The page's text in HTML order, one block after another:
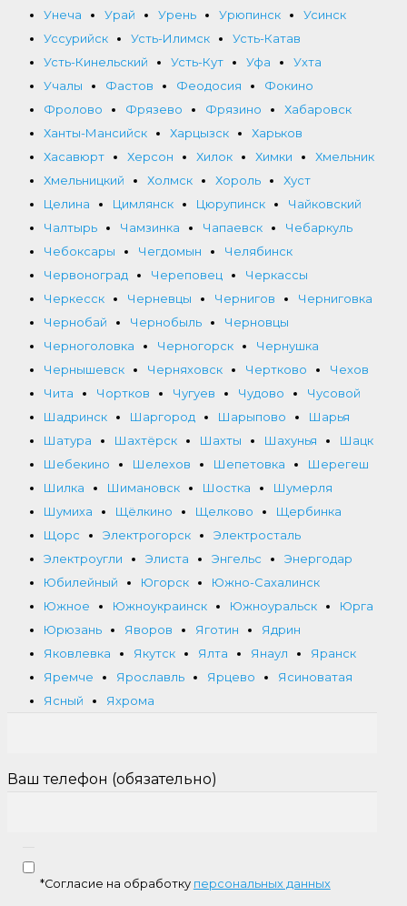
Унеча
Урай Урень Урюпинск
Усинск
Уссурийск
Усть-Илимск
Усть-Катав
Усть-Кинельский
Усть-Кут Уфа
Ухта
Учалы
Фастов Феодосия
Фокино
Фролово
Фрязево Фрязино
Хабаровск
Ханты-Мансийск
Харцызск
Харьков
Хасавюрт
Херсон Хилок Химки
Хмельник
Хмельницкий
Холмск Хороль
Хуст
Целина
Цимлянск Цюрупинск
Чайковский
Чалтырь
Чамзинка Чапаевск
Чебаркуль
Чебоксары
Чегдомын
Челябинск
Червоноград
Череповец
Черкассы
Черкесск
Черневцы Чернигов
Черниговка
Чернобай
Чернобыль
Черновцы
Черноголовка
Черногорск
Чернушка
Чернышевск
Черняховск Чертково
Чехов
Чита
Чортков Чугуев Чудово
Чусовой
Шадринск
Шаргород Шарыпово
Шарья
Шатура
Шахтёрск Шахты Шахунья
Шацк
Шебекино
Шелехов Шепетовка
Шерегеш
Шилка
Шимановск Шостка
Шумерля
Шумиха
Щёлкино Щелково
Щербинка
Щорс
Электрогорск
Электросталь
Электроугли
Элиста Энгельс
Энергодар
Юбилейный
Югорск
Южно-Сахалинск
Южное
Южноукраинск Южноуральск
Юрга
Юрюзань
Яворов Яготин
Ядрин
Яковлевка
Якутск Ялта Янаул
Яранск
Яремче
Ярославль Ярцево
Ясиноватая
Ясный
Яхрома
Ваш телефон (обязательно)
*Согласие на обработку персональных данных